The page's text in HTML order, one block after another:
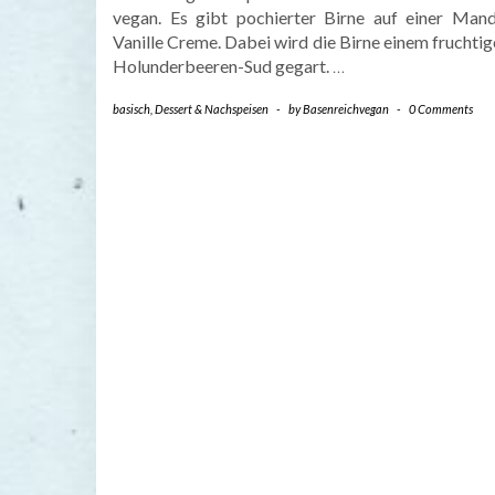
vegan. Es gibt pochierter Birne auf einer
Vanille Creme. Dabei wird die Birne einem
Holunderbeeren-Sud gegart. …
basisch Dessert & Nachspeisen - byBasenreichvegan - 0 Comments